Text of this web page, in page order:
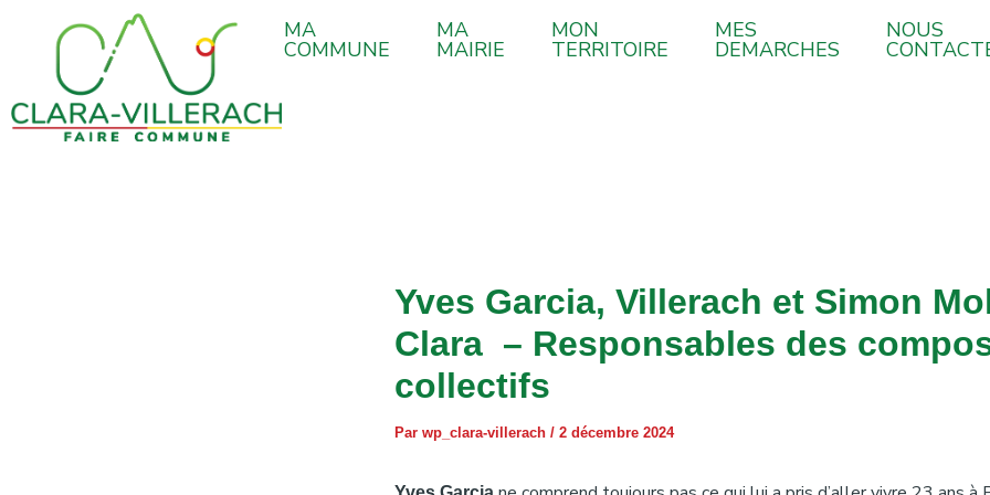
principal
contenu
MA
COMMUNE
MA
MAIRIE
MON
TERRITOIRE
MES
DEMARCHES
NOUS
Yves Garcia, Villerach et Simon
Clara – Responsables des
collectifs
Par wp_clara-villerach / 2 décembre 2024
des